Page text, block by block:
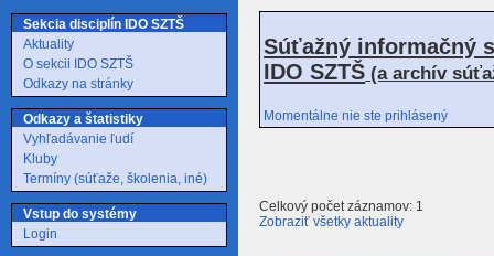
Sekcia disciplín IDO SZTŠ
Aktuality
O sekcii IDO SZTŠ
Odkazy na stránky
Odkazy a štatistiky
Vyhľadávanie ľudí
Kluby
Termíny (súťaže, školenia, iné)
Vstup do systémy
Login
Súťažný informačný
IDO SZTŠ (a archív
Momentálne nie ste prihlásený
Celkový počet záznamov: 1
Zobraziť všetky aktuality